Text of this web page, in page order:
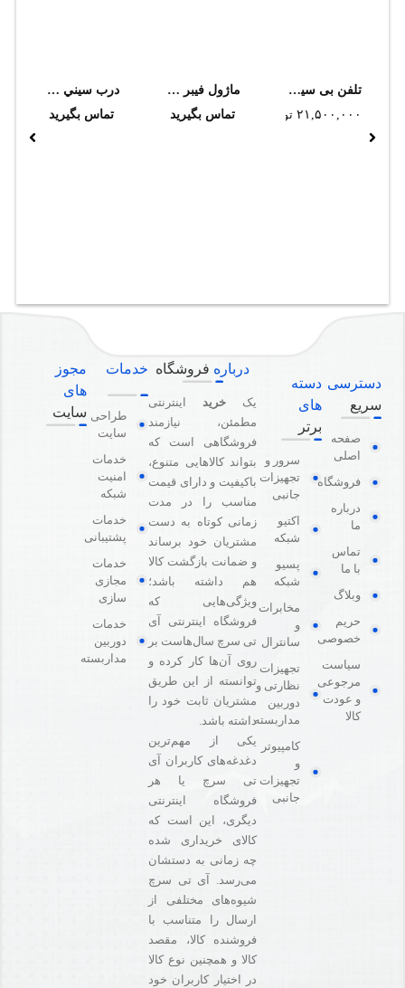
تلفن بی سیم تحت شبکه گرنداستریم مدل WP825
۲۱,۵۰۰,۰۰۰ تومان
ماژول فيبر نوري سيسکو مدل DS-SFP-FC16G-SW
تماس بگیرید
درب سيني کابل دانوب 150*60
تماس بگیرید
دسترسی
سریع
صفحه
اصلی
فروشگاه
درباره
ما
تماس
با ما
وبلاگ
حریم
خصوصی
سیاست
مرجوعی
و عودت
کالا
دسته
های
برتر
سرور و
تجهیزات
جانبی
اکتیو
شبکه
پسیو
شبکه
مخابرات
و
سانترال
تجهیزات
نظارتی و
دوربین
مداربسته
کامپیوتر
و
تجهیزات
جانبی
درباره فروشگاه
یک خرید اینترنتی
مطمئن، نیازمند
فروشگاهی است که
بتواند کالاهایی متنوع،
باکیفیت و دارای قیمت
مناسب را در مدت
زمانی کوتاه به دست
مشتریان خود برساند
و ضمانت بازگشت کالا
هم داشته باشد؛
ویژگی‌هایی که
فروشگاه اینترنتی آی
تی سرچ سال‌هاست بر
روی آن‌ها کار کرده و
توانسته از این طریق
مشتریان ثابت خود را
داشته باشد.
یکی از مهم‌ترین
دغدغه‌های کاربران آی
تی سرچ یا هر
فروشگاه‌ اینترنتی
دیگری، این است که
کالای خریداری شده
چه زمانی به دستشان
می‌رسد. آی تی سرچ
شیوه‌های مختلفی از
ارسال را متناسب با
فروشنده کالا،‌ مقصد
کالا و همچنین نوع کالا
در اختیار کاربران خود
خدمات
طراحی
سایت
خدمات
امنیت
شبکه
خدمات
پشتیبانی
خدمات
مجازی
سازی
خدمات
دوربین
مداربسته
مجوز
های
سایت